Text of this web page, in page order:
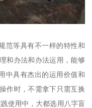
范等具有不一样的特性和
和办法和办法运用，能够
中具有杰出的运用价值和
作时，不需拿下只需互换
使用中，大都选用八字盲